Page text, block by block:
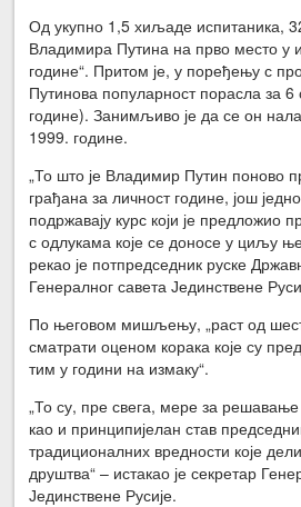
Од укупно 1,5 хиљаде испитаника,
Владимира Путина на прво место у
године“. Притом је, у поређењу с
Путинова популарност порасла за
године). Занимљиво је да се он
1999. године.
„То што је Владимир Путин поново
грађана за личност године, још
подржавају курс који је предложио
с одлукама које се доносе у циљу
рекао је потпредседник руске
Генералног савета Јединствене
По његовом мишљењу, „раст од
сматрати оценом корака које су
тим у години на измаку“.
„То су, пре свега, мере за
као и принципијелан став
традиционалних вредности које
друштва“ – истакао је секретар
Јединствене Русије.